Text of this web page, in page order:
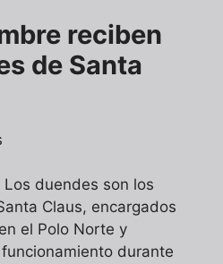
reciben
de Santa
Los duendes son los
Claus, encargados
el Polo Norte y
durante